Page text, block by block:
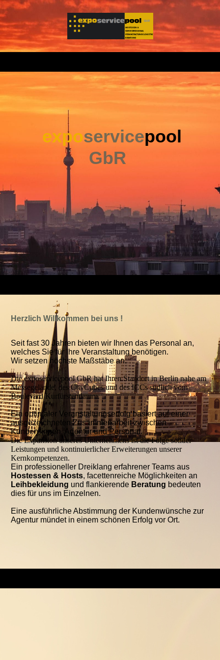
exposervicepool
GbR
Herzlich Willkommen bei uns !
Seit fast 30 Jahren bieten wir Ihnen das Personal an,
welches Sie für Ihre Veranstaltung benötigen.
Wir setzen höchste Maßstäbe an.
Die exposervicepool GbR hat Ihren Standort in Berlin nahe am
Messegelände, des CityCubes und des ICCs südlich vom
Boulevard Kurfürstendamm.
Ein optimaler Veranstaltungserfolg basiert auf einer
ausgezeichneten Zusammenarbeit zwischen
Kunden*innen, Agentur und Personal.
Die Expansion unseres Unternehmens ist die Folge solider
Leistungen und kontinuierlicher Erweiterungen unserer
Kernkompetenzen.
Ein professioneller Dreiklang erfahrener Teams aus
Hostessen & Hosts, facettenreiche Möglichkeiten an
Leihbekleidung und flankierende Beratung bedeuten
dies für uns im Einzelnen.
Eine ausführliche Abstimmung der Kundenwünsche zur
Agentur mündet in einem schönen Erfolg vor Ort.